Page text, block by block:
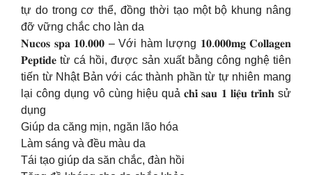
tự do trong cơ thể, đồng thời tạo một bộ khung nâng
đỡ vững chắc cho làn da
𝐍𝐮𝐜𝐨𝐬 𝐬𝐩𝐚 𝟏𝟎.𝟎𝟎𝟎 – Với hàm lượng 𝟏𝟎.𝟎𝟎𝟎𝐦𝐠 𝐂𝐨𝐥𝐥𝐚𝐠𝐞𝐧
𝐏𝐞𝐩𝐭𝐢𝐝𝐞 từ cá hồi, được sản xuất bằng công nghệ tiên
tiến từ Nhật Bản với các thành phần từ tự nhiên mang
lại công dụng vô cùng hiệu quả 𝐜𝐡𝐢̉ 𝐬𝐚𝐮 𝟏 𝐥𝐢𝐞̣̂𝐮 𝐭𝐫𝐢̀𝐧𝐡 sử
dụng
Giúp da căng mịn, ngăn lão hóa
Làm sáng và đều màu da
Tái tạo giúp da săn chắc, đàn hồi